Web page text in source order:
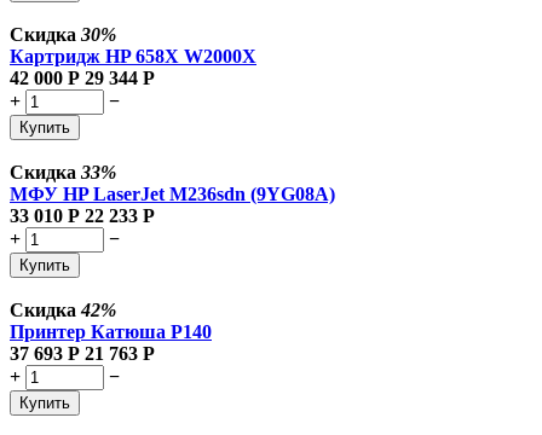
Скидка 30%
Картридж HP 658X W2000X
42 000 Р 29 344 Р
+
−
Купить
Скидка 33%
МФУ HP LaserJet M236sdn (9YG08A)
33 010 Р 22 233 Р
+
−
Купить
Скидка42%
Принтер Катюша P140
37 693 Р 21 763 Р
+
−
Купить